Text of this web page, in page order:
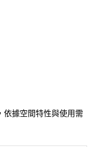
依據空間特性與使用需